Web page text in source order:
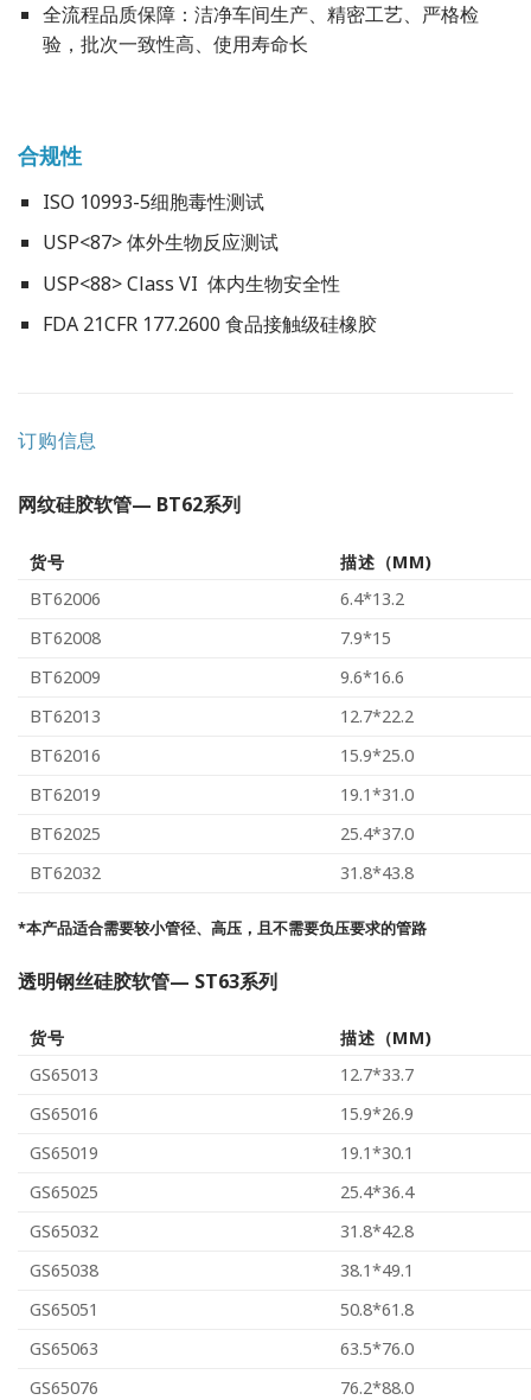
全流程品质保障：洁净车间生产、精密工艺、严格检
验，批次一致性高、使用寿命长
合规性
ISO 10993-5细胞毒性测试
USP<87> 体外生物反应测试
USP<88> Class VI 体内生物安全性
FDA 21CFR 177.2600 食品接触级硅橡胶
订购信息
网纹硅胶软管— BT62系列
货号
描述（MM)
BT62006
6.4*13.2
BT62008
7.9*15
BT62009
9.6*16.6
BT62013
12.7*22.2
BT62016
15.9*25.0
BT62019
19.1*31.0
BT62025
25.4*37.0
BT62032
31.8*43.8
*本产品适合需要较小管径、高压，且不需要负压要求的管路
透明钢丝硅胶软管— ST63系列
货号
描述（MM)
GS65013
12.7*33.7
GS65016
15.9*26.9
GS65019
19.1*30.1
GS65025
25.4*36.4
GS65032
31.8*42.8
GS65038
38.1*49.1
GS65051
50.8*61.8
GS65063
63.5*76.0
GS65076
76.2*88.0